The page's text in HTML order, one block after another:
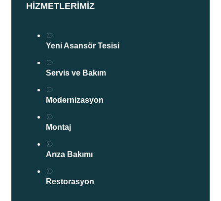
HIZMETLERIMIZ
Yeni Asansör Tesisi
Servis ve Bakım
Modernizasyon
Montaj
Arıza Bakımı
Restorasyon